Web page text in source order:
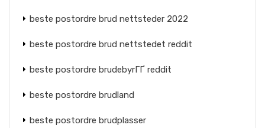
beste postordre brud nettsteder 2022
beste postordre brud nettstedet reddit
beste postordre brudebyrГҐ reddit
beste postordre brudland
beste postordre brudplasser